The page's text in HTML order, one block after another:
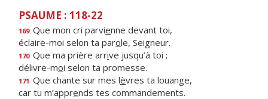
PSAUME : 118-22
169 Que mon cri parvienne devant toi,
éclaire-moi selon ta parole, Seigneur.
170 Que ma prière arrive jusqu’à toi ;
délivre-moi selon ta promesse.
171 Que chante sur mes lèvres ta louange,
car tu m’apprends tes commandements.